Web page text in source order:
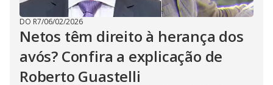
DO R7/06/02/2026
Netos têm direito à herança dos
avós? Confira a explicação de
Roberto Guastelli